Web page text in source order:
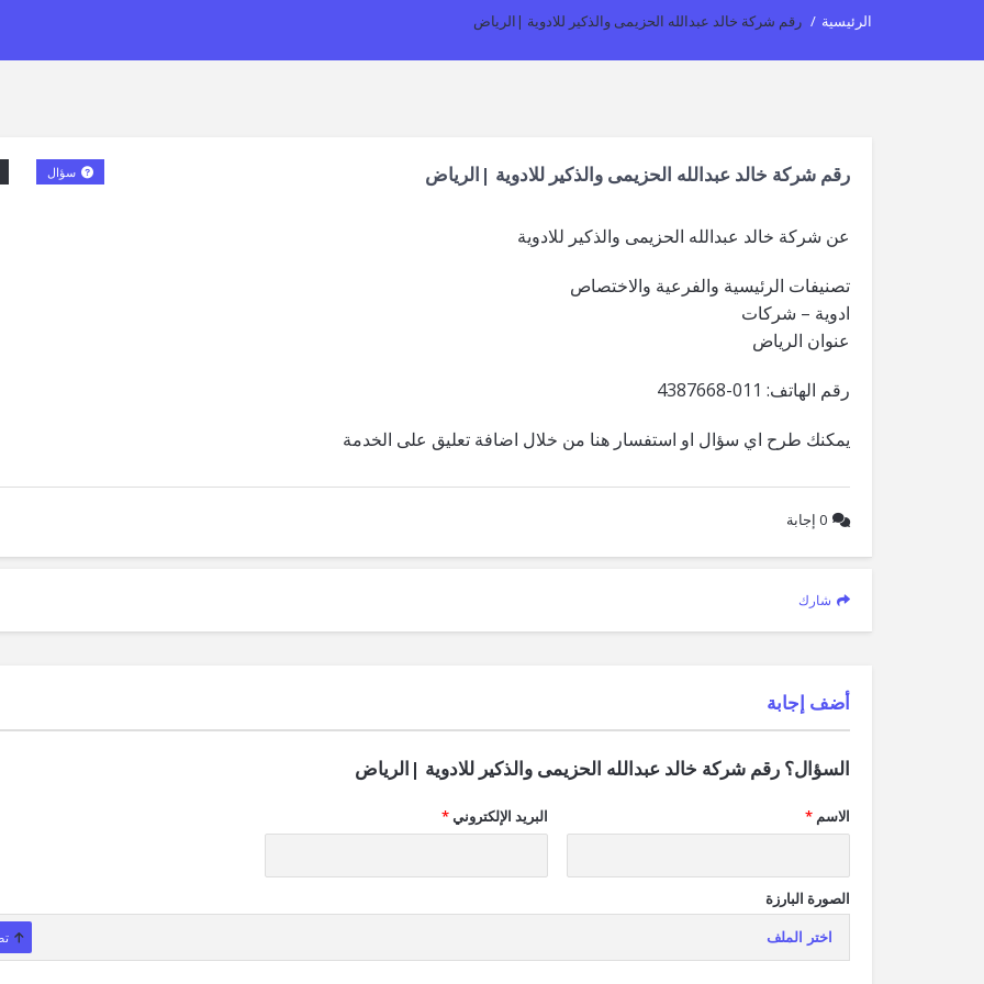
الرئيسية / رقم شركة خالد عبدالله الحزيمى والذكير للادوية |الرياض
رقم شركة خالد عبدالله الحزيمى والذكير للادوية |الرياض سؤال
عن شركة خالد عبدالله الحزيمى والذكير للادوية
تصنيفات الرئيسية والفرعية والاختصاص
ادوية – شركات
عنوان الرياض
رقم الهاتف: 011-4387668
يمكنك طرح اي سؤال او استفسار هنا من خلال اضافة تعليق على الخدمة
0 إجابة
شارك
‫أضف إجابة
السؤال؟ رقم شركة خالد عبدالله الحزيمى والذكير للادوية |الرياض
الاسم * البريد الإلكتروني*
الصورة البارزة
اختر الملف